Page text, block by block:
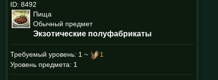
ID: 8492
Пища
Обычный предмет
Экзотические полуфабрикаты
Требуемый уровень: 1 ~
1
Уровень предмета: 1